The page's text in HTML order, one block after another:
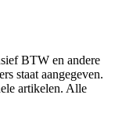
BTW en andere
staat aangegeven.
artikelen. Alle